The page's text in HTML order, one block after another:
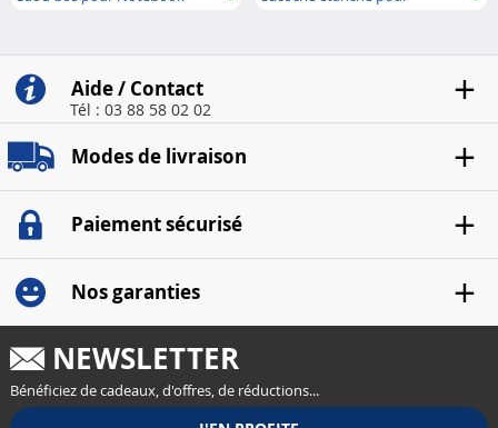
Aide / Contact
Tél : 03 88 58 02 02
Modes de livraison
Paiement sécurisé
Nos garanties
NEWSLETTER
Bénéficiez de cadeaux, d'offres, de réductions...